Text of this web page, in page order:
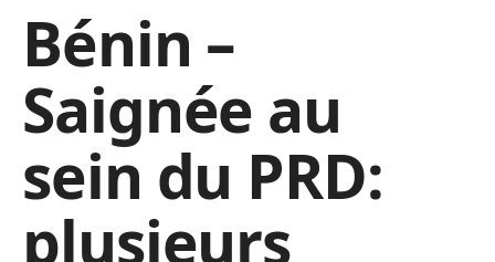
Bénin –
Saignée au
sein du PRD:
plusieurs